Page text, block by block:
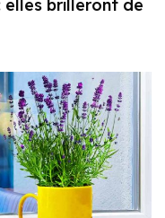
brilleront de